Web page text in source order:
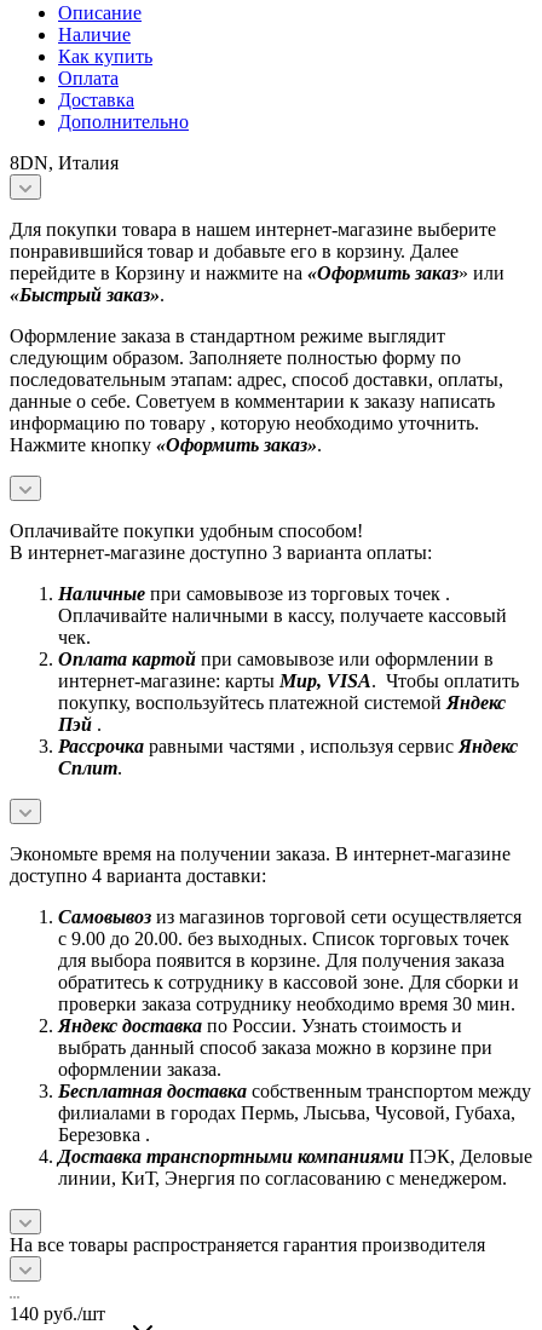
Описание
Наличие
Как купить
Оплата
Доставка
Дополнительно
8DN, Италия
Для покупки товара в нашем интернет-магазине выберите
понравившийся товар и добавьте его в корзину. Далее
перейдите в Корзину и нажмите на «Оформить заказ» или
«Быстрый заказ».
Оформление заказа в стандартном режиме выглядит
следующим образом. Заполняете полностью форму по
последовательным этапам: адрес, способ доставки, оплаты,
данные о себе. Советуем в комментарии к заказу написать
информацию по товару , которую необходимо уточнить.
Нажмите кнопку «Оформить заказ».
Оплачивайте покупки удобным способом!
В интернет-магазине доступно 3 варианта оплаты:
Наличные при самовывозе из торговых точек .
Оплачивайте наличными в кассу, получаете кассовый
чек.
Оплата картой при самовывозе или оформлении в
интернет-магазине: карты Mир, VISA. Чтобы оплатить
покупку, воспользуйтесь платежной системой Яндекс
Пэй .
Рассрочка равными частями , используя сервис Яндекс
Сплит.
Экономьте время на получении заказа. В интернет-магазине
доступно 4 варианта доставки:
Самовывоз из магазинов торговой сети осуществляется
с 9.00 до 20.00. без выходных. Список торговых точек
для выбора появится в корзине. Для получения заказа
обратитесь к сотруднику в кассовой зоне. Для сборки и
проверки заказа сотруднику необходимо время 30 мин.
Яндекс доставка по России. Узнать стоимость и
выбрать данный способ заказа можно в корзине при
оформлении заказа.
Бесплатная доставка собственным транспортом между
филиалами в городах Пермь, Лысьва, Чусовой, Губаха,
Березовка .
Доставка транспортными компаниями ПЭК, Деловые
линии, КиТ, Энергия по согласованию с менеджером.
На все товары распространяется гарантия производителя
140 руб./шт